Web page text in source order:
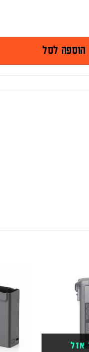
הוספה לסל
אזל